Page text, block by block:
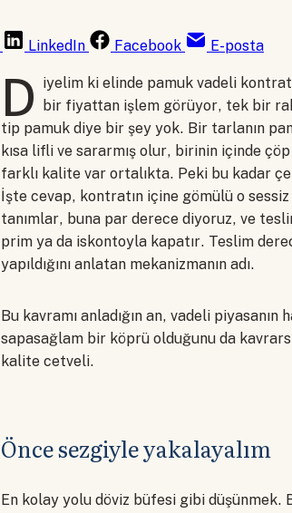
LinkedIn Facebook E-posta
D iyelim ki elinde pamuk vadeli
bir fiyattan işlem görüyor, tek bir
tip pamuk diye bir şey yok. Bir tarlanın
kısa lifli ve sararmış olur, birinin içinde
farklı kalite var ortalıkta. Peki bu kadar
İşte cevap, kontratın içine gömülü o
tanımlar, buna par derece diyoruz, ve
prim ya da iskontoyla kapatır. Teslim
yapıldığını anlatan mekanizmanın adı.
Bu kavramı anladığın an, vadeli
sapasağlam bir köprü olduğunu da
kalite cetveli.
Önce sezgiyle yakalayalım
En kolay yolu döviz büfesi gibi